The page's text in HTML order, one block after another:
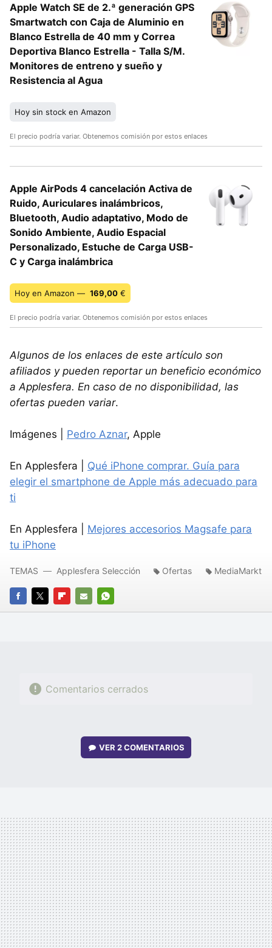
Apple Watch SE de 2.ª generación GPS
Smartwatch con Caja de Aluminio en
Blanco Estrella de 40 mm y Correa
Deportiva Blanco Estrella - Talla S/M.
Monitores de entreno y sueño y
Resistencia al Agua
Hoy sin stock en Amazon
El precio podría variar. Obtenemos comisión por estos enlaces
Apple AirPods 4 cancelación Activa de
Ruido, Auriculares inalámbricos,
Bluetooth, Audio adaptativo, Modo de
Sonido Ambiente, Audio Espacial
Personalizado, Estuche de Carga USB-
C y Carga inalámbrica
Hoy en Amazon — 169,00 €
El precio podría variar. Obtenemos comisión por estos enlaces
Algunos de los enlaces de este artículo son
afiliados y pueden reportar un beneficio económico
a Applesfera. En caso de no disponibilidad, las
ofertas pueden variar.
Imágenes | Pedro Aznar, Apple
En Applesfera | Qué iPhone comprar. Guía para
elegir el smartphone de Apple más adecuado para
ti
En Applesfera | Mejores accesorios Magsafe para
tu iPhone
FACEBOOK
TWITTERFLIPBOARD
E-
WHATSAPP
TEMAS Applesfera Selección Ofertas MediaMarkt
Comentarios cerrados
VER2 COMENTARIOS